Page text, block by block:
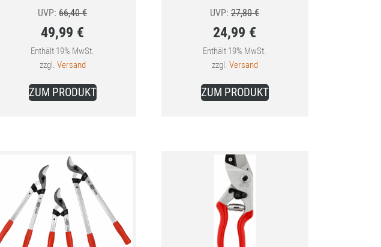
UVP: 66,40€Ursprünglicher
war:
49,99 €
Aktueller
Preis
ist:
Enthält 19% MwSt.
zzgl. Versand
ZUM PRODUKT
UVP: 27,80€Ursprünglicher
war:
24,99 €
Aktueller
Preis
ist:
Enthält 19% MwSt.
zzgl. Versand
ZUM PRODUKT